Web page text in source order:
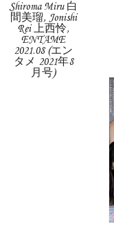
Shiroma Miru 白
間美瑠, Jonishi
Rei 上西怜,
ENTAME
2021.08 (エン
タメ 2021年8
月号)